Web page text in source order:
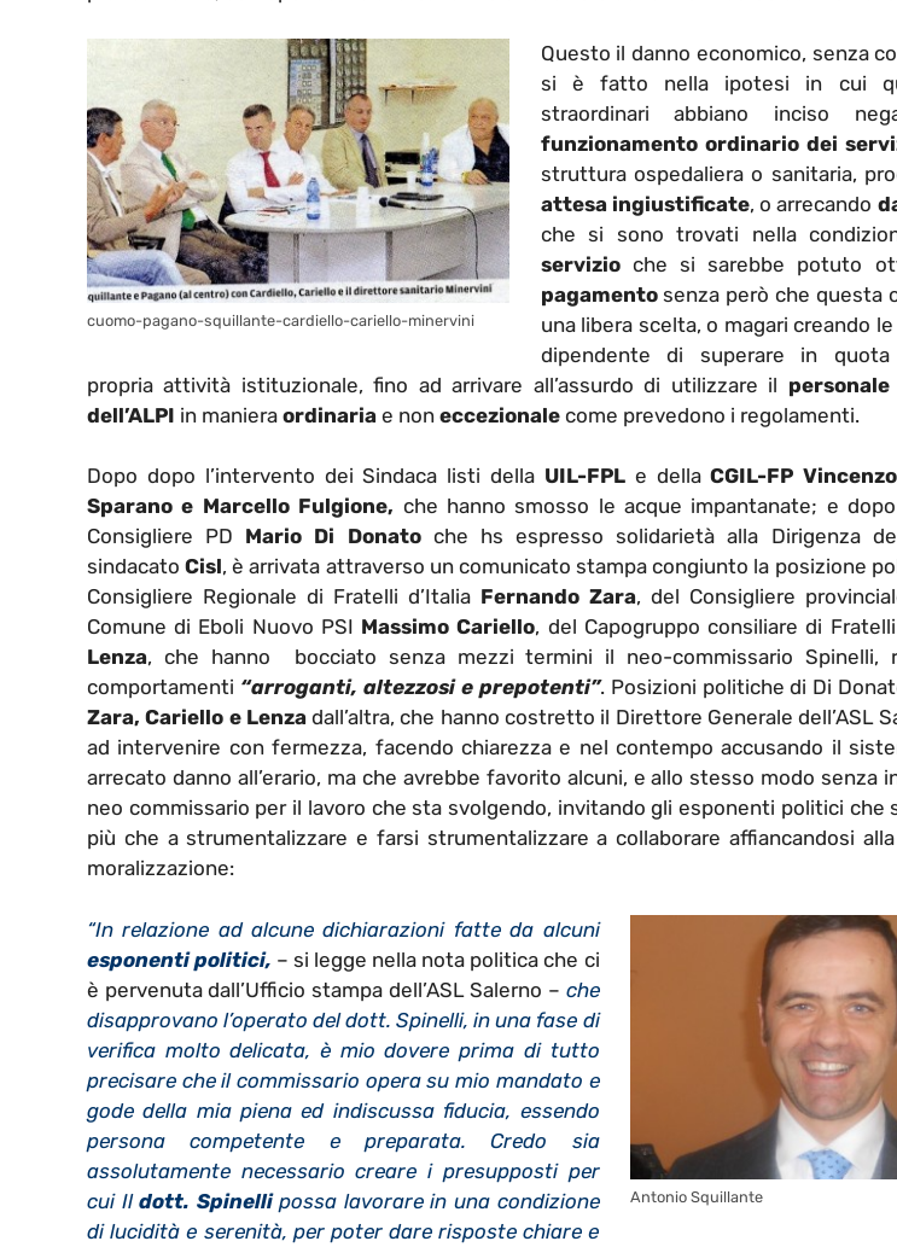
cuomo-pagano-squillante-cardiello-cariello-minervini
Questo il danno economico, senza
si è fatto nella ipotesi in cui
straordinari abbiano inciso
funzionamento ordinario dei
struttura ospedaliera o sanitaria,
attesa ingiustificate, o arrecando
che si sono trovati nella
servizioche si sarebbe potuto
pagamentosenza però che questa
una libera scelta, o magari creando
dipendente di superare in
propria attività istituzionale, fino ad arrivare all’assurdo di utilizzare il personale
dell’ALPI in maniera ordinaria e non eccezionale come prevedono i regolamenti.
Dopo dopo l’intervento dei Sindaca listi della UIL-FPLe dellaCGIL-FP
Sparano e Marcello Fulgione, che hanno smosso le acque impantanate; e
Consigliere PD Mario Di Donatoche hs espresso solidarietà alla Dirigenza
sindacatoCisl, è arrivata attraverso un comunicato stampa congiunto la posizione
Consigliere Regionale di Fratelli d’Italia Fernando Zara, del Consigliere
Comune di Eboli Nuovo PSI Massimo Cariello, del Capogruppo consiliare di Fratelli
Lenza, che hanno bocciato senza mezzi termini il neo-commissario Spinelli,
comportamenti “arroganti, altezzosi e prepotenti”. Posizioni politiche di Di
Zara, Cariello e Lenzadall’altra, che hanno costretto il Direttore Generale dell’ASL
ad intervenire con fermezza, facendo chiarezza e nel contempo accusando il
arrecato danno all’erario, ma che avrebbe favorito alcuni, e allo stesso modo senza
neo commissario per il lavoro che sta svolgendo, invitando gli esponenti politici che
più che a strumentalizzare e farsi strumentalizzare a collaborare affiancandosi
moralizzazione:
Antonio Squillante
“In relazione ad alcune dichiarazioni fatte da alcuni
esponenti politici, – si legge nella nota politica che ci
è pervenuta dall’Ufficio stampa dell’ASL Salerno – che
disapprovano l’operato del dott. Spinelli, in una fase di
verifica molto delicata, è mio dovere prima di tutto
precisare che il commissario opera su mio mandato e
gode della mia piena ed indiscussa fiducia, essendo
persona competente e preparata. Credo sia
assolutamente necessario creare i presupposti per
cui Ildott. Spinellipossa lavorare in una condizione
di lucidità e serenità, per poter dare risposte chiare e